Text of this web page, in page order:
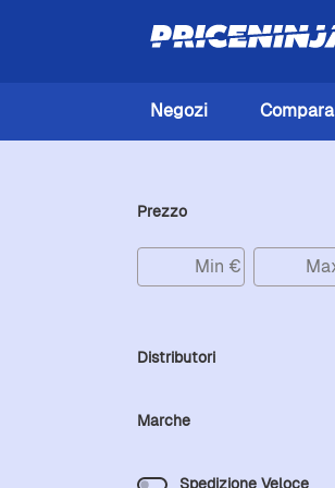
Negozi Compara
Prezzo
Distributori
Marche
Spedizione Veloce